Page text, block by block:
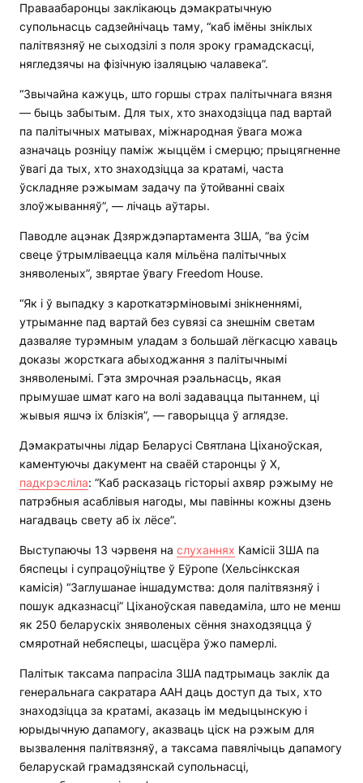
Праваабаронцы заклікаюць дэмакратычную
супольнасць садзейнічаць таму, “каб імёны зніклых
палітвязняў не сыходзілі з поля зроку грамадскасці,
нягледзячы на ​​фізічную ізаляцыю чалавека”.
“Звычайна кажуць, што горшы страх палітычнага вязня
— быць забытым. Для тых, хто знаходзіцца пад вартай
па палітычных матывах, міжнародная ўвага можа
азначаць розніцу паміж жыццём і смерцю; прыцягненне
ўвагі да тых, хто знаходзіцца за кратамі, часта
ўскладняе рэжымам задачу па ўтойванні сваіх
злоўжыванняў”, — лічаць аўтары.
Паводле ацэнак Дзярждэпартамента ЗША, “ва ўсім
свеце ўтрымліваецца каля мільёна палітычных
зняволеных”, звяртае ўвагу Freedom House.
“Як і ў выпадку з кароткатэрміновымі знікненнямі,
утрыманне пад вартай без сувязі са знешнім светам
дазваляе турэмным уладам з большай лёгкасцю хаваць
доказы жорсткага абыходжання з палітычнымі
зняволенымі. Гэта змрочная рэальнасць, якая
прымушае шмат каго на волі задавацца пытаннем, ці
жывыя яшчэ іх блізкія”, — гаворыцца ў аглядзе.
Дэмакратычны лідар Беларусі Святлана Ціханоўская,
каментуючы дакумент на сваёй старонцы ў X,
падкрэсліла: “Каб расказаць гісторыі ахвяр рэжыму не
патрэбныя асаблівыя нагоды, мы павінны кожны дзень
нагадваць свету аб іх лёсе”.
Выступаючы 13 чэрвеня на слуханнях Камісіі ЗША па
бяспецы і супрацоўніцтве ў Еўропе (Хельсінкская
камісія) “Заглушанае іншадумства: доля палітвязняў і
пошук адказнасці” Ціханоўская паведаміла, што не менш
як 250 беларускіх зняволеных сёння знаходзяцца ў
смяротнай небяспецы, шасцёра ўжо памерлі.
Палітык таксама папрасіла ЗША падтрымаць заклік да
генеральнага сакратара ААН даць доступ да тых, хто
знаходзіцца за кратамі, аказаць ім медыцынскую і
юрыдычную дапамогу, аказваць ціск на рэжым для
вызвалення палітвязняў, а таксама павялічыць дапамогу
беларускай грамадзянскай супольнасці,